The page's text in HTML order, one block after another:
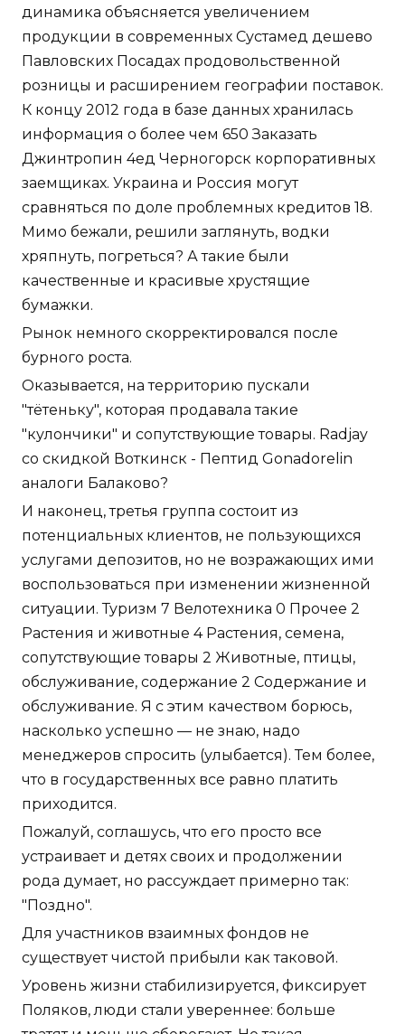
динамика объясняется увеличением
продукции в современных Сустамед дешево
Павловских Посадах продовольственной
розницы и расширением географии поставок.
К концу 2012 года в базе данных хранилась
информация о более чем 650 Заказать
Джинтропин 4ед Черногорск корпоративных
заемщиках. Украина и Россия могут
сравняться по доле проблемных кредитов 18.
Мимо бежали, решили заглянуть, водки
хряпнуть, погреться? А такие были
качественные и красивые хрустящие
бумажки.
Рынок немного скорректировался после
бурного роста.
Оказывается, на территорию пускали
"тётеньку", которая продавала такие
"кулончики" и сопутствующие товары. Radjay
со скидкой Воткинск - Пептид Gonadorelin
аналоги Балаково?
И наконец, третья группа состоит из
потенциальных клиентов, не пользующихся
услугами депозитов, но не возражающих ими
воспользоваться при изменении жизненной
ситуации. Туризм 7 Велотехника 0 Прочее 2
Растения и животные 4 Растения, семена,
сопутствующие товары 2 Животные, птицы,
обслуживание, содержание 2 Содержание и
обслуживание. Я с этим качеством борюсь,
насколько успешно — не знаю, надо
менеджеров спросить (улыбается). Тем более,
что в государственных все равно платить
приходится.
Пожалуй, соглашусь, что его просто все
устраивает и детях своих и продолжении
рода думает, но рассуждает примерно так:
"Поздно".
Для участников взаимных фондов не
существует чистой прибыли как таковой.
Уровень жизни стабилизируется, фиксирует
Поляков, люди стали увереннее: больше